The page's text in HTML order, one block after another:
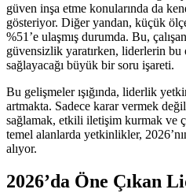
güven inşa etme konularında da
gösteriyor. Diğer yandan, küçük
%51’e ulaşmış durumda. Bu,
güvensizlik yaratırken, liderlerin bu
sağlayacağı büyük bir soru işareti.
Bu gelişmeler ışığında, liderlik
artmakta. Sadece karar vermek
sağlamak, etkili iletişim kurmak ve
temel alanlarda yetkinlikler,
alıyor.
2026’da Öne Çıkan